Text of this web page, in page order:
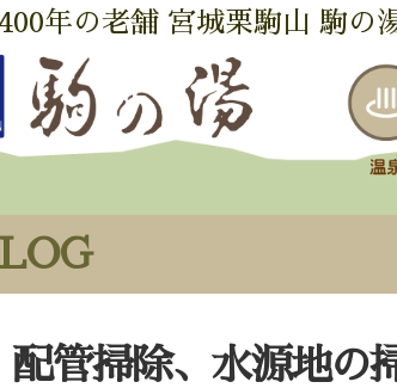
年の老舗 宮城栗駒山 駒の
配管掃除、水源地の